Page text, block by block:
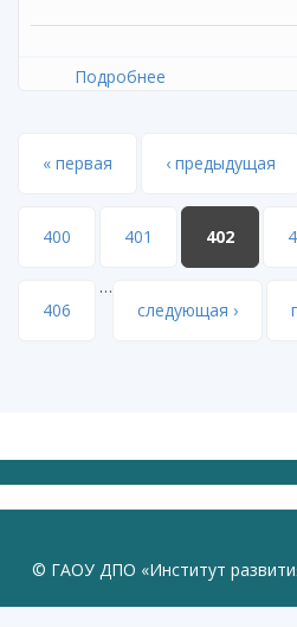
Подробнее
успеху»
Страницы
« первая ‹ предыдущая
400 401 402
406
…
следующая ›
© ГАОУ ДПО «Институт